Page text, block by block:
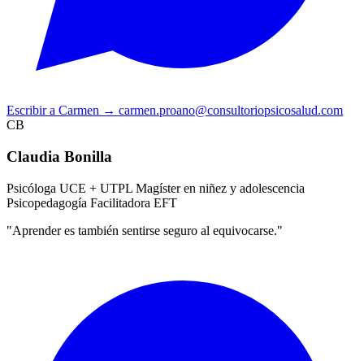
Escribir a Carmen → carmen.proano@consultoriopsicosalud.com
CB
Claudia Bonilla
Psicóloga UCE + UTPL Magíster en niñez y adolescencia
Psicopedagogía Facilitadora EFT
"Aprender es también sentirse seguro al equivocarse."